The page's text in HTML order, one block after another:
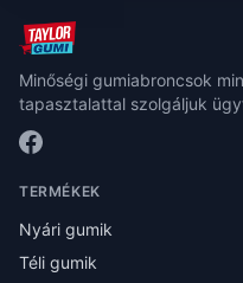
Minőségi gumiabroncsok
tapasztalattal szolgáljuk
TERMÉKEK
Nyári gumik
Téli gumik